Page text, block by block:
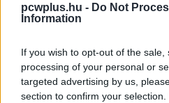
pcwplus.hu - Do Not
Information
If you wish to opt-out of the
processing of your personal or
targeted advertising by us,
section to confirm your